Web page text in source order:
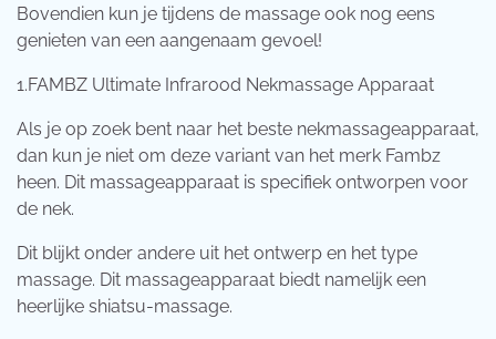
Bovendien kun je tijdens de massage ook nog eens
genieten van een aangenaam gevoel!
1.FAMBZ Ultimate Infrarood Nekmassage Apparaat
Als je op zoek bent naar het beste nekmassageapparaat,
dan kun je niet om deze variant van het merk Fambz
heen. Dit massageapparaat is specifiek ontworpen voor
de nek.
Dit blijkt onder andere uit het ontwerp en het type
massage. Dit massageapparaat biedt namelijk een
heerlijke shiatsu-massage.